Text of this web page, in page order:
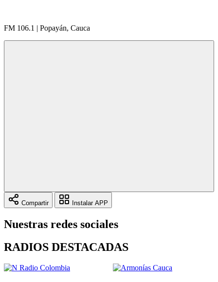
FM 106.1 | Popayán, Cauca
Compartir Instalar APP
Nuestras redes sociales
RADIOS DESTACADAS